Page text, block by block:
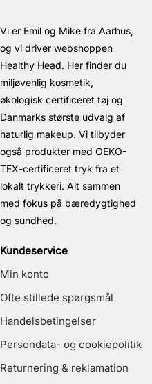
Vi er Emil og Mike fra Aarhus,
og vi driver webshoppen
Healthy Head. Her finder du
miljøvenlig kosmetik,
økologisk certificeret tøj og
Danmarks største udvalg af
naturlig makeup. Vi tilbyder
også produkter med OEKO-
TEX-certificeret tryk fra et
lokalt trykkeri. Alt sammen
med fokus på bæredygtighed
og sundhed.
Kundeservice
Min konto
Ofte stillede spørgsmål
Handelsbetingelser
Persondata- og cookiepolitik
Returnering & reklamation